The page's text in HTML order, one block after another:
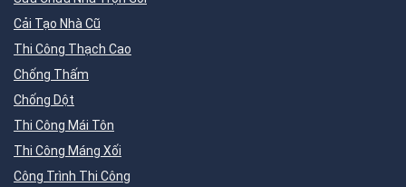
Cải Tạo Nhà Cũ
Thi Công Thạch Cao
Chống Thấm
Chống Dột
Thi Công Mái Tôn
Thi Công Máng Xối
Công Trình Thi Công